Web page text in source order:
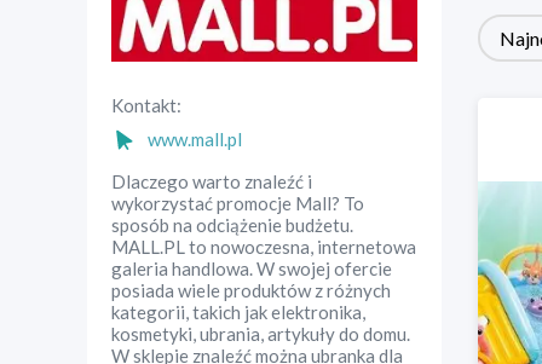
Kontakt:
www.mall.pl
Dlaczego warto znaleźć i
wykorzystać promocje Mall? To
sposób na odciążenie budżetu.
MALL.PL to nowoczesna, internetowa
galeria handlowa. W swojej ofercie
posiada wiele produktów z różnych
kategorii, takich jak elektronika,
kosmetyki, ubrania, artykuły do domu.
W sklepie znaleźć można ubranka dla